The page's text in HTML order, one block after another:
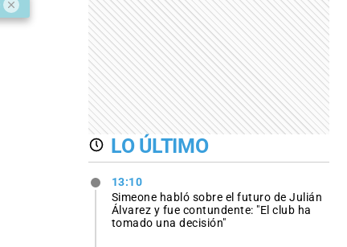
LO ÚLTIMO
13:10
Simeone habló sobre el futuro de Julián
Álvarez y fue contundente: "El club ha
tomado una decisión"